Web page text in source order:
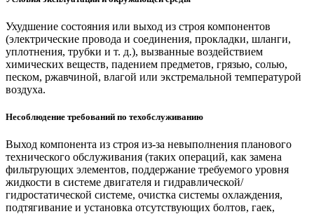
Ухудшение состояния или выход из строя компонентов
(электрические провода и соединения, прокладки, шланги,
уплотнения, трубки и т. д.), вызванные воздействием
химических веществ, падением предметов, грязью, солью,
песком, ржавчиной, влагой или экстремальной температурой
воздуха.
Несоблюдение требований по техобслуживанию
Выход компонента из строя из-за невыполнения планового
технического обслуживания (таких операций, как замена
фильтрующих элементов, поддержание требуемого уровня
жидкости в системе двигателя и гидравлической/
гидростатической системе, очистка системы охлаждения,
подтягивание и установка отсутствующих болтов, гаек,